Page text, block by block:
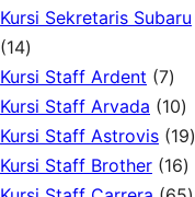
k
d
u
k
P
o
d
u
k
0
P
r
o
d
u
Kursi Sekretaris Subaru
141
4
P
r
o
Kursi Staff Ardent 77
P
r
o
Kursi Staff Arvada 101
0
P
Kursi Staff Astrovis 191
Kursi Staff Brother 161